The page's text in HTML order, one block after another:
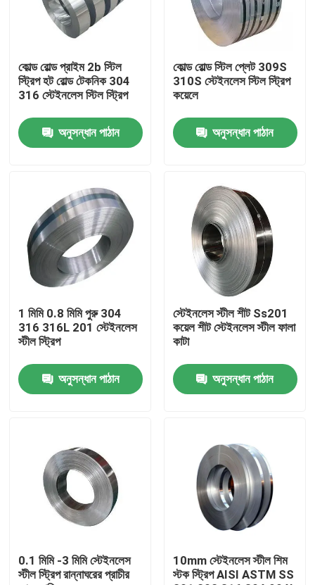
পণ্য
আমাদের সম্পর্কে
কারখানা ভ্রমণ
উদ্ধৃতির জন্য আবেদন
স্টেইনলেস স্টীল প্লেট শীট
কোল্ড রোল্ড প্রাইম 2b স্টিল
স্ট্রিপ হট রোল্ড টেকনিক 304
316 স্টেইনলেস স্টিল স্ট্রিপ
অনুসন্ধান পাঠান
কোল্ড রোল্ড স্টিল প্লেট 309S
310S স্টেইনলেস স্টিল স্ট্রিপ
কয়েলে
অনুসন্ধান পাঠান
1 মিমি 0.8 মিমি পুরু 304
316 316L 201 স্টেইনলেস
স্টীল স্ট্রিপ
অনুসন্ধান পাঠান
স্টেইনলেস স্টীল শীট Ss201
কয়েল শীট স্টেইনলেস স্টীল ফালা
কাটা
অনুসন্ধান পাঠান
0.1 মিমি -3 মিমি স্টেইনলেস
স্টীল স্ট্রিপ রান্নাঘরের প্রাচীর
10mm স্টেইনলেস স্টীল শিম
স্টক স্ট্রিপ AISI ASTM SS